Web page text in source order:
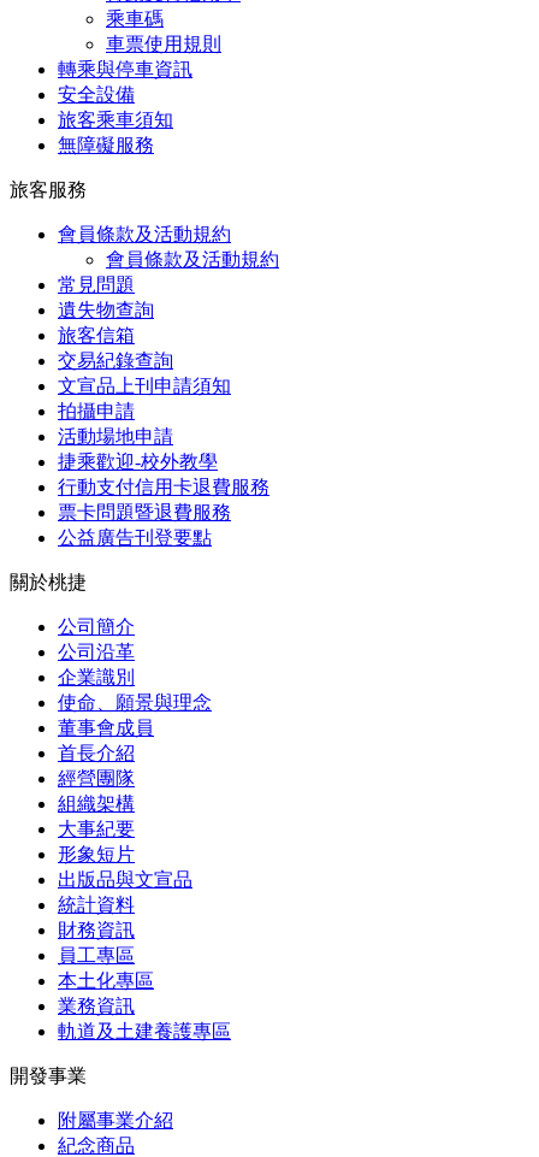
乘車碼
車票使用規則
轉乘與停車資訊
安全設備
旅客乘車須知
無障礙服務
旅客服務
會員條款及活動規約
會員條款及活動規約
常見問題
遺失物查詢
旅客信箱
交易紀錄查詢
文宣品上刊申請須知
拍攝申請
活動場地申請
捷乘歡迎-校外教學
行動支付信用卡退費服務
票卡問題暨退費服務
公益廣告刊登要點
關於桃捷
公司簡介
公司沿革
企業識別
使命、願景與理念
董事會成員
首長介紹
經營團隊
組織架構
大事紀要
形象短片
出版品與文宣品
統計資料
財務資訊
員工專區
本土化專區
業務資訊
軌道及土建養護專區
開發事業
附屬事業介紹
紀念商品